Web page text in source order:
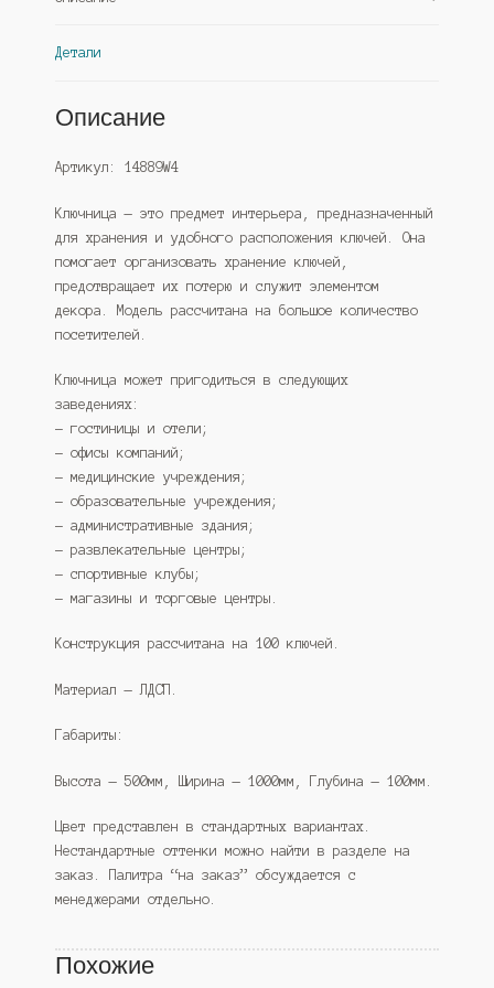
Детали
Описание
Артикул: 14889W4
Ключница — это предмет интерьера, предназначенный
для хранения и удобного расположения ключей. Она
помогает организовать хранение ключей,
предотвращает их потерю и служит элементом
декора. Модель рассчитана на большое количество
посетителей.
Ключница может пригодиться в следующих
заведениях:
— гостиницы и отели;
— офисы компаний;
— медицинские учреждения;
— образовательные учреждения;
— административные здания;
— развлекательные центры;
— спортивные клубы;
— магазины и торговые центры.
Конструкция рассчитана на 100 ключей.
Материал — ЛДСП.
Габариты:
Высота — 500мм, Ширина — 1000мм, Глубина — 100мм.
Цвет представлен в стандартных вариантах.
Нестандартные оттенки можно найти в разделе на
заказ. Палитра “на заказ” обсуждается с
менеджерами отдельно.
Похожие